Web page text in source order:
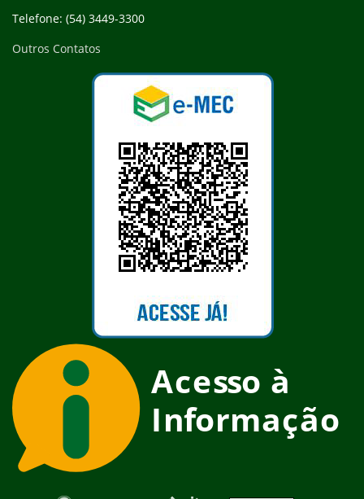
Telefone: (54) 3449-3300
Outros Contatos